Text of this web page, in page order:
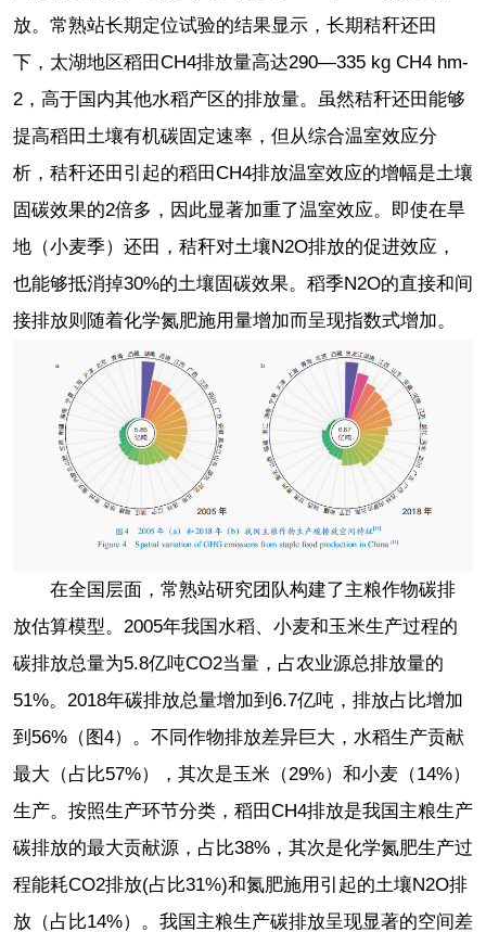
放。常熟站长期定位试验的结果显示，长期秸秆还田
下，太湖地区稻田CH4排放量高达290—335 kg CH4 hm-
2，高于国内其他水稻产区的排放量。虽然秸秆还田能够
提高稻田土壤有机碳固定速率，但从综合温室效应分
析，秸秆还田引起的稻田CH4排放温室效应的增幅是土壤
固碳效果的2倍多，因此显著加重了温室效应。即使在旱
地（小麦季）还田，秸秆对土壤N2O排放的促进效应，
也能够抵消掉30%的土壤固碳效果。稻季N2O的直接和间
接排放则随着化学氮肥施用量增加而呈现指数式增加。
在全国层面，常熟站研究团队构建了主粮作物碳排
放估算模型。2005年我国水稻、小麦和玉米生产过程的
碳排放总量为5.8亿吨CO2当量，占农业源总排放量的
51%。2018年碳排放总量增加到6.7亿吨，排放占比增加
到56%（图4）。不同作物排放差异巨大，水稻生产贡献
最大（占比57%），其次是玉米（29%）和小麦（14%）
生产。按照生产环节分类，稻田CH4排放是我国主粮生产
碳排放的最大贡献源，占比38%，其次是化学氮肥生产过
程能耗CO2排放(占比31%)和氮肥施用引起的土壤N2O排
放（占比14%）。我国主粮生产碳排放呈现显著的空间差